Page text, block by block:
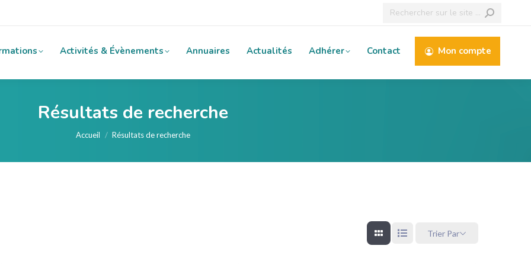
Recherche
Activités & Évènements Annuaires Actualités Adhérer Contact Mon compte
Résultats de recherche
Vous êtes ici :
Accueil Résultats de recherche
Trier Par